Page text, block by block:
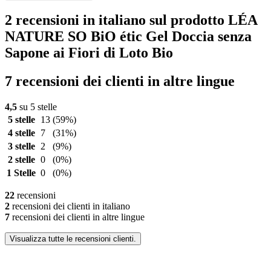
2 recensioni in italiano sul prodotto LÉA
NATURE SO BiO étic Gel Doccia senza
Sapone ai Fiori di Loto Bio
7 recensioni dei clienti in altre lingue
4,5 su 5 stelle
5 stelle
13 (59%)
4 stelle
7
(31%)
3 stelle
2
(9%)
2 stelle 0
(0%)
1 Stelle 0 (0%)
22 recensioni
2 recensioni dei clienti in italiano
7 recensioni dei clienti in altre lingue
Visualizza tutte le recensioni clienti.